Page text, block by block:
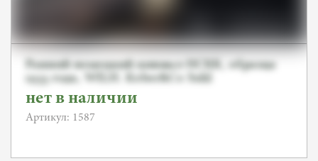
Ранний немецкий кинжал НСКК, образца
1933 года, WILH. Kober&Co Suhl
нет в наличии
Артикул: 1587